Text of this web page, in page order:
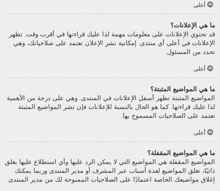
أعلى
ما هي الإعلانات؟
قد تحتوي الإعلانات على معلومات مهمة لذا عليك قراءتها في أقرب وقت. تظهر
الإعلانات في أعلى أي منتدى. إمكانية نشر الإعلان تعتمد على صلاحياتك، وهي
تحدد من المسئول.
أعلى
ما هي المواضيع المثبتة؟
المواضيع المثبتة تظهر أسفل الإعلانات في المنتدى. وهي على درجة من الأهمية
لذا عليك قراءتها. كما هو الحال بالنسبة للإعلانات فإن نشر المواضيع المثبتة
تعتمد على الصلاحيات المسموح بها.
أعلى
ما هي المواضيع المقفلة؟
المواضيع المقفلة هي المواضيع التي لا يمكن الرد عليها وأي استطلاع عليها يغلق
ذاتيًا، تغلق المواضيع لعدة أسباب عبر المشرف أو مدير المنتدى وربما يمكنك
إغلاق مواضيعك الخاصة اعتمادًا على الصلاحيات الممنوحة لك من مدير المنتدى.